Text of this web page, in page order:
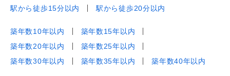
駅から徒歩15分以内
駅から徒歩20分以内
築年数10年以内
築年数15年以内
築年数20年以内
築年数25年以内
築年数30年以内
築年数35年以内 築年数40年以内